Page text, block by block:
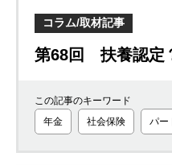
コラム/取材記事
第68回 扶養認定
この記事のキーワード
年金
社会保険 パー